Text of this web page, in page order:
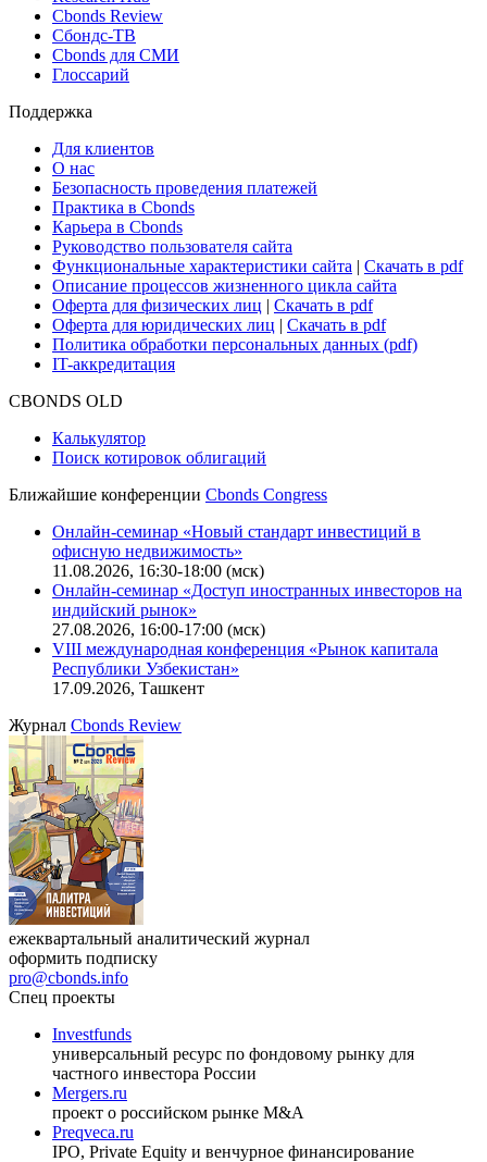
Cbonds Review
Сбондс-ТВ
Cbonds для СМИ
Глоссарий
Поддержка
Для клиентов
О нас
Безопасность проведения платежей
Практика в Cbonds
Карьера в Cbonds
Руководство пользователя сайта
Функциональные характеристики сайта | Скачать в pdf
Описание процессов жизненного цикла сайта
Оферта для физических лиц | Скачать в pdf
Оферта для юридических лиц | Скачать в pdf
Политика обработки персональных данных (pdf)
IT-аккредитация
CBONDS OLD
Калькулятор
Поиск котировок облигаций
Ближайшие конференции Cbonds Congress
Онлайн-семинар «Новый стандарт инвестиций в
офисную недвижимость»
11.08.2026, 16:30-18:00 (мск)
Онлайн-семинар «Доступ иностранных инвесторов на
индийский рынок»
27.08.2026, 16:00-17:00 (мск)
VIII международная конференция «Рынок капитала
Республики Узбекистан»
17.09.2026, Ташкент
Журнал Cbonds Review
ежеквартальный аналитический журнал
оформить подписку
pro@cbonds.info
Спец проекты
Investfunds
универсальный ресурс по фондовому рынку для
частного инвестора России
Mergers.ru
проект о российском рынке M&A
Preqveca.ru
IPO, Private Equity и венчурное финансирование